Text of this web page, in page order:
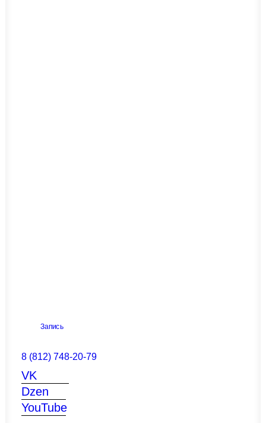
Запись
8 (812) 748-20-79
VK
Dzen
YouTube